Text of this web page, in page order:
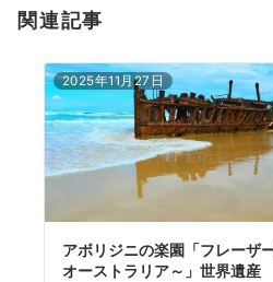
関連記事
2025年11月27日
アボリジニの楽園「フレーザ
オーストラリア～」世界遺産